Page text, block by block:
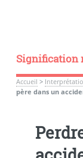
Signification
Accueil >
père dans un